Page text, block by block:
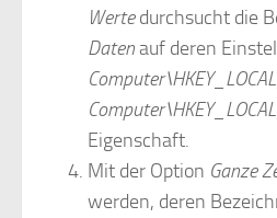
Wertedurchsucht die
Datenauf deren
Eigenschaft.
Mit der Option Ganze
werden, deren